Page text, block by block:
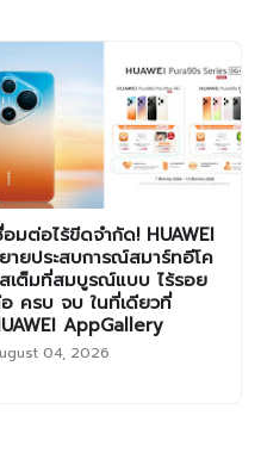
อมต่อไร้ขีดจำกัด! HUAWEI
ายประสบการณ์สมาร์ทอีโค
เต็มที่สมบูรณ์แบบ ไร้รอย
ครบ จบ ในที่เดียวที่
AppGallery
04, 2026